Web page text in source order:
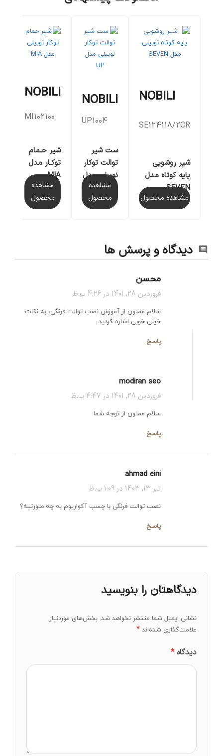
NOBILI
SE124118/2CR
شیر روشویی
پایه کوتاه مدل
SEVEN
مشاهده محصول
NOBILI
UP1004
ست شیر
توالت توکار
نوبیلی مدل
UPمشاهده
محصول
NOBILI
MI102100
شیر حـمام
توکـار مدل
MIA
مشاهده
محصول
دیدگاه و پرسش ها
محسن
فروردین 28, 1401 در 4:26 ب.ظ
سلام ممنون از آموزش نصب توالت فرنگی، به نکات
خیلی خوبی اشاره کردید.
پاسخ
modiran seo
فروردین 28, 1401 در 4:47 ب.ظ
سلام ممنون از توجه شما
پاسخ
ahmad eini
تیر 13, 1403 در 1:09 ب.ظ
نصب توالت فرنگی با چسب آکواریوم به چه صورتیه؟
پاسخ
دیدگاهتان را بنویسید
نشانی ایمیل شما منتشر نخواهد شد. بخش‌های موردنیاز
علامت‌گذاری شده‌اند *
دیدگاه*